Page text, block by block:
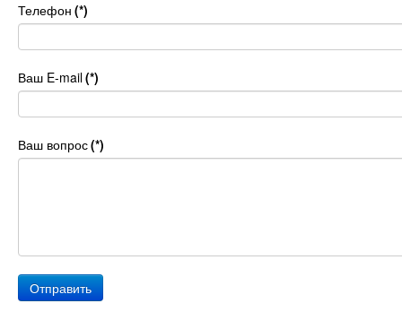
Телефон (*)
Ваш E-mail(*)
Ваш вопрос(*)
Отправить